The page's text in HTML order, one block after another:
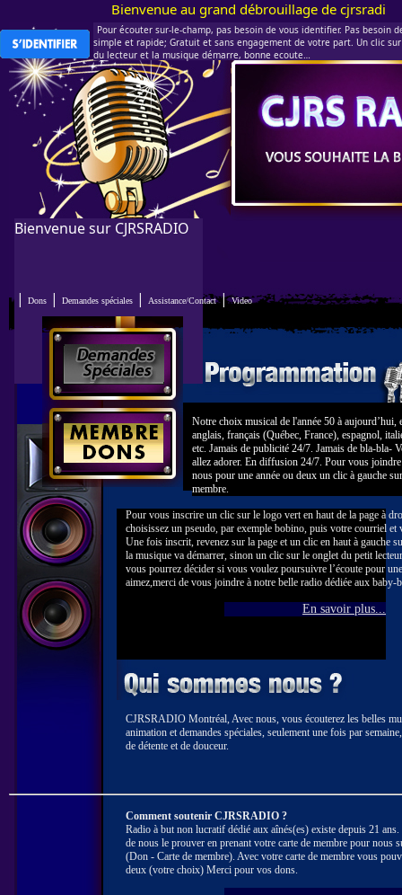
Bienvenue au grand débrouillage de
Pour écouter sur-le-champ, pas besoin de vous identifier. Pas besoin
simple et rapide; Gratuit et sans engagement de votre part. Un clic
du lecteur et la musique démarre, bonne ecoute…
Bienvenue sur CJRSRADIO
| Dons | Demandes spéciales | Assistance/Contact |Video
Notre choix musical de l'année 50 à aujourd’hui,
anglais, français (Québec, France), espagnol,
etc. Jamais de publicité 24/7. Jamais de bla-bla-
allez adorer. En diffusion 24/7. Pour vous
nous pour une année ou deux un clic à gauche sur
membre.
Pour vous inscrire un clic sur le logo vert en haut de la page à
choisissez un pseudo, par exemple bobino, puis votre courriel et
Une fois inscrit, revenez sur la page et un clic en haut à gauche
la musique va démarrer, sinon un clic sur le onglet du petit
vous pourrez décider si vous voulez poursuivre l’écoute pour
aimez,merci de vous joindre à notre belle radio dédiée aux baby-
En savoir plus...
CJRSRADIO Montréal, Avec nous, vous écouterez les belles
animation et demandes spéciales, seulement une fois par
de détente et de douceur.
Comment soutenir CJRSRADIO ?
Radio à but non lucratif dédié aux aînés(es) existe depuis 21
de nous le prouver en prenant votre carte de membre pour nous
(Don - Carte de membre). Avec votre carte de membre vous
deux (votre choix) Merci pour vos dons.